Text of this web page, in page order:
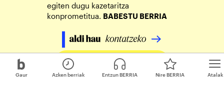
Gaur Atalak
Azken berriak Entzun BERRIA Nire BERRIA
egiten dugu kazetaritza
konprometitua. BABESTU BERRIA
Egin zure ekarpena